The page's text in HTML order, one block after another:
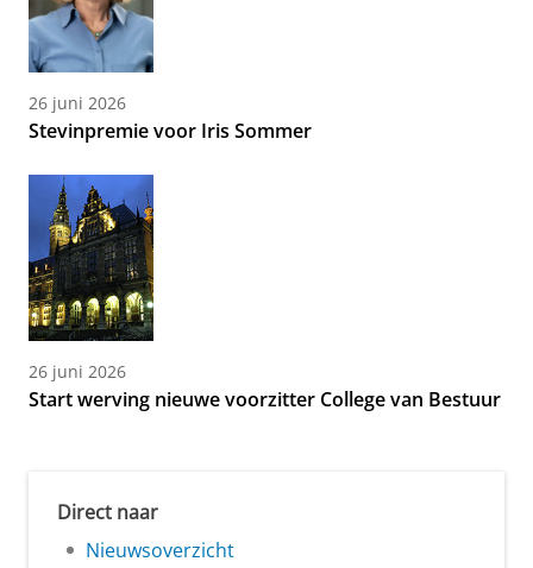
26 juni 2026
Stevinpremie voor Iris Sommer
26 juni 2026
Start werving nieuwe voorzitter College van Bestuur
Direct naar
Nieuwsoverzicht